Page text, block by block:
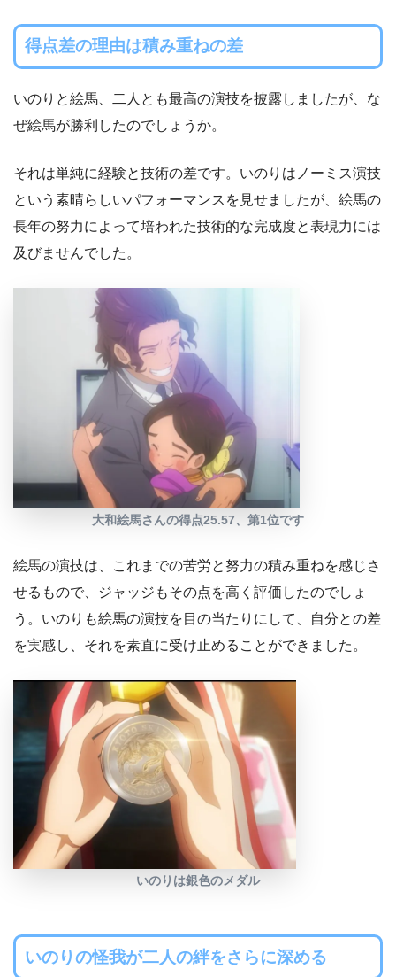
得点差の理由は積み重ねの差
いのりと絵馬、二人とも最高の演技を披露しましたが、な
ぜ絵馬が勝利したのでしょうか。
それは単純に経験と技術の差です。いのりはノーミス演技
という素晴らしいパフォーマンスを見せましたが、絵馬の
長年の努力によって培われた技術的な完成度と表現力には
及びませんでした。
大和絵馬さんの得点25.57、第1位です
絵馬の演技は、これまでの苦労と努力の積み重ねを感じさ
せるもので、ジャッジもその点を高く評価したのでしょ
う。いのりも絵馬の演技を目の当たりにして、自分との差
を実感し、それを素直に受け止めることができました。
いのりは銀色のメダル
いのりの怪我が二人の絆をさらに深める